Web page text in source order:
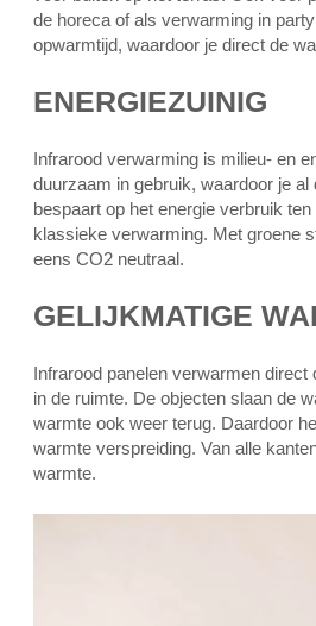
de horeca of als verwarming in
opwarmtijd, waardoor je direct de
ENERGIEZUINIG
Infrarood verwarming is milieu- en
duurzaam in gebruik, waardoor je al
bespaart op het energie verbruik
klassieke verwarming. Met groene
eens CO2 neutraal.
GELIJKMATIGE
Infrarood panelen verwarmen direct
in de ruimte. De objecten slaan de
warmte ook weer terug. Daardoor
warmte verspreiding. Van alle
warmte.